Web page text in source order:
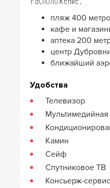
пляж 400
кафе и
аптека 200
центр
ближайший
Удобства
Телевизор
Мультимедийная
Камин
Сейф
Спутниковое ТВ
Консьерж-